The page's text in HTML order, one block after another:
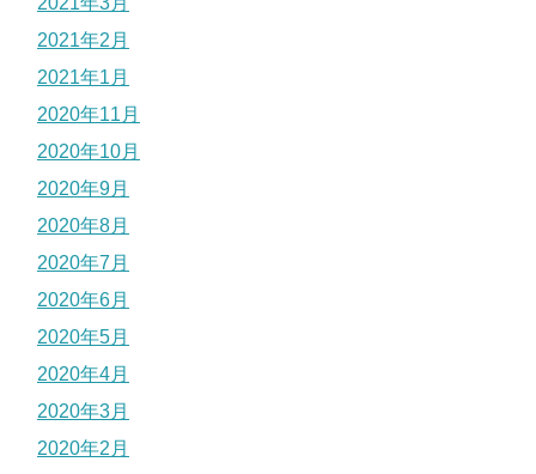
2021年2月
2021年1月
2020年11月
2020年10月
2020年9月
2020年8月
2020年7月
2020年6月
2020年5月
2020年4月
2020年3月
2020年2月